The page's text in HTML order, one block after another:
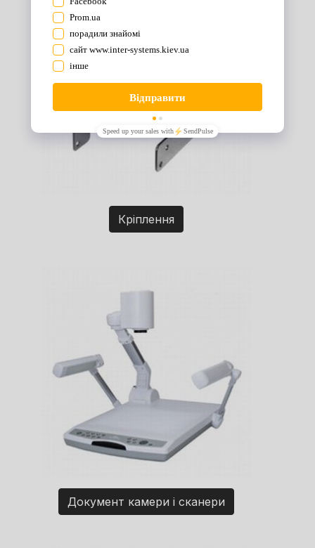
Кріплення
Документ камери і сканери